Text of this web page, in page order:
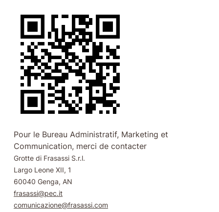
Pour le Bureau Administratif, Marketing et
Communication, merci de contacter
Grotte di Frasassi S.r.l.
Largo Leone XII, 1
60040 Genga, AN
frasassi@pec.it
comunicazione@frasassi.com